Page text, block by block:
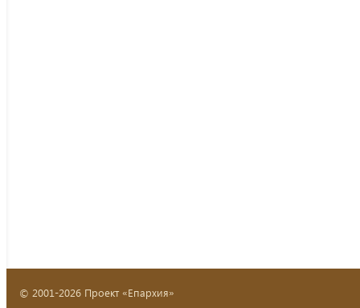
© 2001-2026 Проект «Епархия»